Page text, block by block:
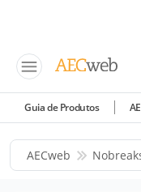
Guia de Produtos
AECweb